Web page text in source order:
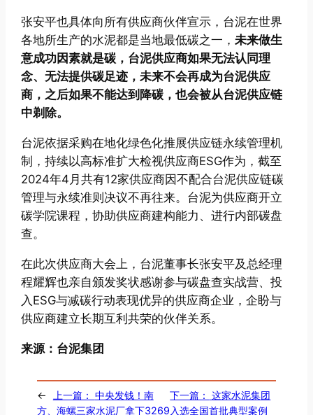
张安平也具体向所有供应商伙伴宣示，台泥在世界
各地所生产的水泥都是当地最低碳之一，未来做生
意成功因素就是碳，台泥供应商如果无法认同理
念、无法提供碳足迹，未来不会再成为台泥供应
商，之后如果不能达到降碳，也会被从台泥供应链
中剃除。
台泥依据采购在地化绿色化推展供应链永续管理机
制，持续以高标准扩大检视供应商ESG作为，截至
2024年4月共有12家供应商因不配合台泥供应链碳
管理与永续准则决议不再往来。台泥为供应商开立
碳学院课程，协助供应商建构能力、进行内部碳盘
查。
在此次供应商大会上，台泥董事长张安平及总经理
程耀辉也亲自颁发奖状感谢参与碳盘查实战营、投
入ESG与减碳行动表现优异的供应商企业，企盼与
供应商建立长期互利共荣的伙伴关系。
来源：台泥集团
← 上一篇： 中央发钱！南
方、海螺三家水泥厂拿下3269
下一篇：
这家水泥集团
入选全国首批典型案例